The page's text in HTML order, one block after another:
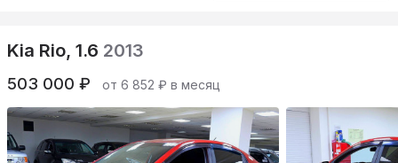
Kia Rio, 1.6 2013
503 000 ₽ от 6 852 ₽ в месяц